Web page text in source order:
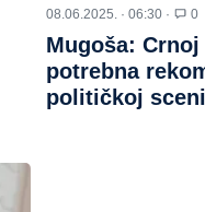
08.06.2025. · 06:30 · 0
Mugoša:
potrebna
političkoj sceni